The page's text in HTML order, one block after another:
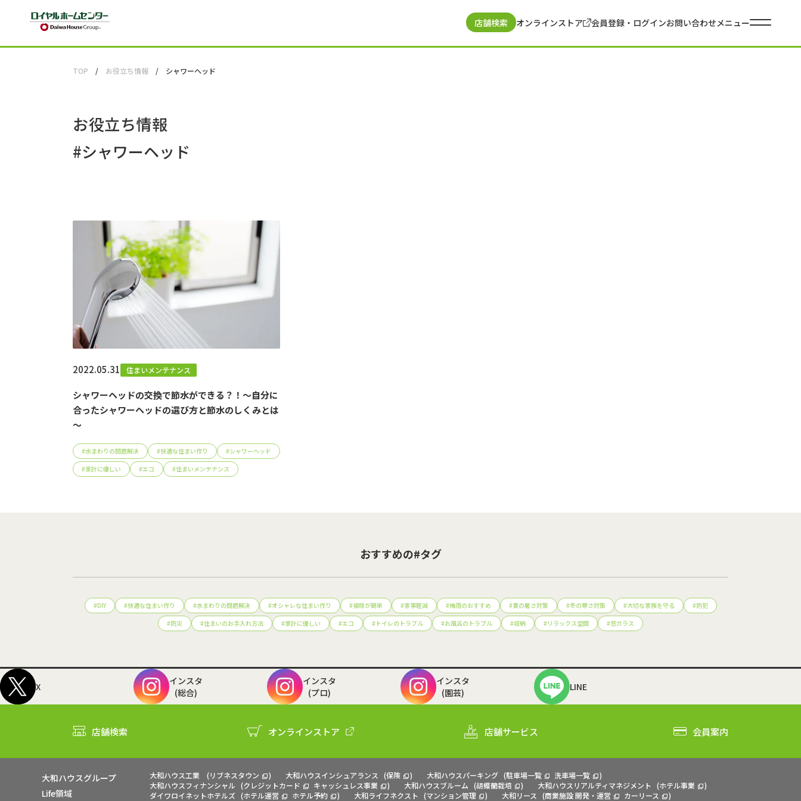
店舗検索 オンラインストア 会員登録・ログインお問い合わせメニュー
TOP お役立ち情報 シャワーヘッド
お役立ち情報
#シャワーヘッド
2022.05.31 住まいメンテナンス
シャワーヘッドの交換で節水ができる？！～自分に
合ったシャワーヘッドの選び方と節水のしくみとは
～
#水まわりの問題解決 #快適な住まい作り #シャワーヘッド
#家計に優しい #エコ #住まいメンテナンス
おすすめの#タグ
#DIY #快適な住まい作り #水まわりの問題解決 #オシャレな住まい作り #掃除が簡単 #家事軽減 #梅雨のおすすめ #夏の暑さ対策 #冬の寒さ対策 #大切な家族を守る #防犯
#防災 #住まいのお手入れ方法 #家計に優しい #エコ # トイレのトラブル #お風呂のトラブル #収納 #リラックス空間 #窓ガラス
X
インスタ
(総合)
インスタ
(プロ)
インスタ
(園芸)
LINE
店舗検索 オンラインストア 店舗サービス 会員案内
大和ハウスグループ
Life領域
大和ハウス工業 (リブネスタウン ) 大和ハウスインシュアランス (保険 ) 大和ハウスパーキング (駐車場一覧 洗車場一覧
)
大和ハウスフィナンシャル (クレジットカード キャッシュレス事業 ) 大和ハウスブルーム (胡蝶蘭栽培 ) 大和ハウスリアルティマネジメント (ホテル事業
)
ダイワロイネットホテルズ (ホテル運営 ホテル予約 ) 大和ライフネクスト (マンション管理 ) 大和リース (商業施設 開発・運営 カーリース
)